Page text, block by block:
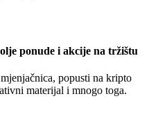
ponude i akcije na tržištu
popusti na kripto
materijal i mnogo toga.